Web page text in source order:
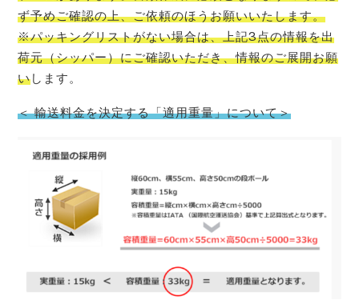
ず予めご確認の上、ご依頼のほうお願いいたします。
※パッキングリストがない場合は、上記3点の情報を出
荷元（シッパー）にご確認いただき、情報のご展開お願
いします。
＜ 輸送料金を決定する「適用重量」について＞